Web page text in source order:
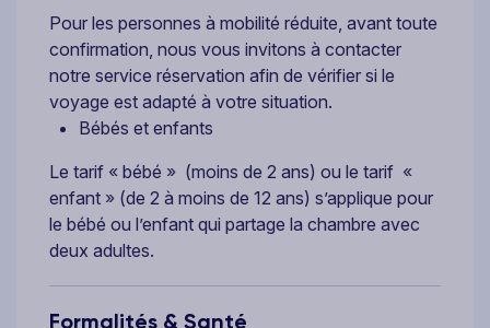
Pour les personnes à mobilité réduite, avant toute
confirmation, nous vous invitons à contacter
notre service réservation afin de vérifier si le
voyage est adapté à votre situation.
Bébés et enfants
Le tarif « bébé » (moins de 2 ans) ou le tarif «
enfant » (de 2 à moins de 12 ans) s’applique pour
le bébé ou l’enfant qui partage la chambre avec
deux adultes.
Formalités & Santé